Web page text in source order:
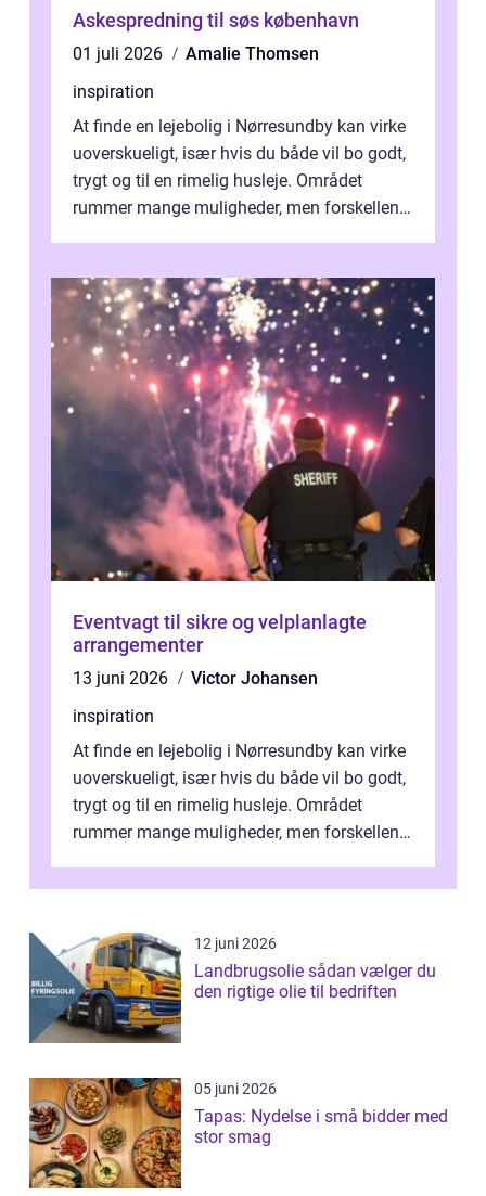
Askespredning til søs københavn
01 juli 2026
Amalie Thomsen
inspiration
At finde en lejebolig i Nørresundby kan virke
uoverskueligt, især hvis du både vil bo godt,
trygt og til en rimelig husleje. Området
rummer mange muligheder, men forskellene
Eventvagt til sikre og velplanlagte
arrangementer
13 juni 2026
Victor Johansen
inspiration
At finde en lejebolig i Nørresundby kan virke
uoverskueligt, især hvis du både vil bo godt,
trygt og til en rimelig husleje. Området
rummer mange muligheder, men forskellene
12 juni 2026
Landbrugsolie sådan vælger du
den rigtige olie til bedriften
05 juni 2026
Tapas: Nydelse i små bidder med
stor smag